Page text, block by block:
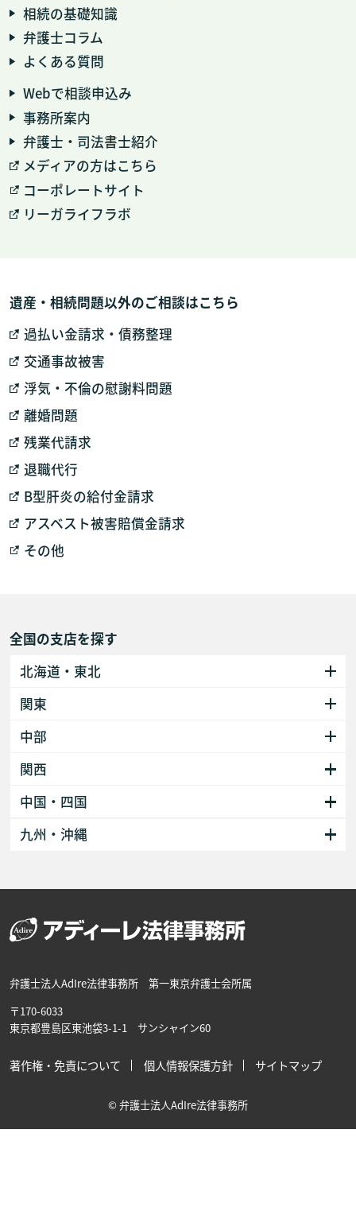
相続の基礎知識
弁護士コラム
よくある質問
Webで相談申込み
事務所案内
弁護士・司法書士紹介
メディアの方はこちら
コーポレートサイト
リーガライフラボ
遺産・相続問題以外のご相談はこちら
過払い金請求・債務整理
交通事故被害
浮気・不倫の慰謝料問題
離婚問題
残業代請求
退職代行
B型肝炎の給付金請求
アスベスト被害賠償金請求
その他
全国の支店を探す
北海道・東北
関東
中部
関西
中国・四国
九州・沖縄
弁護士法人AdIre法律事務所 第一東京弁護士会所属
〒170-6033
東京都豊島区東池袋3-1-1 サンシャイン60
著作権・免責について 個人情報保護方針 サイトマップ
© 弁護士法人AdIre法律事務所